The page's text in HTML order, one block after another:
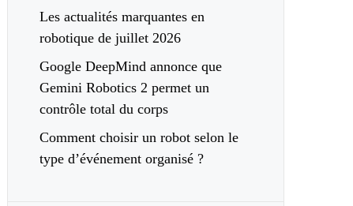
Les actualités marquantes en
robotique de juillet 2026
Google DeepMind annonce que
Gemini Robotics 2 permet un
contrôle total du corps
Comment choisir un robot selon le
type d’événement organisé ?